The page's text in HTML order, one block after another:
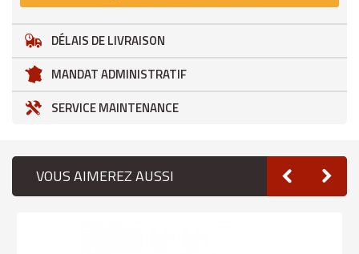
DÉLAIS DE LIVRAISON
MANDAT ADMINISTRATIF
SERVICE MAINTENANCE
VOUS AIMEREZ AUSSI